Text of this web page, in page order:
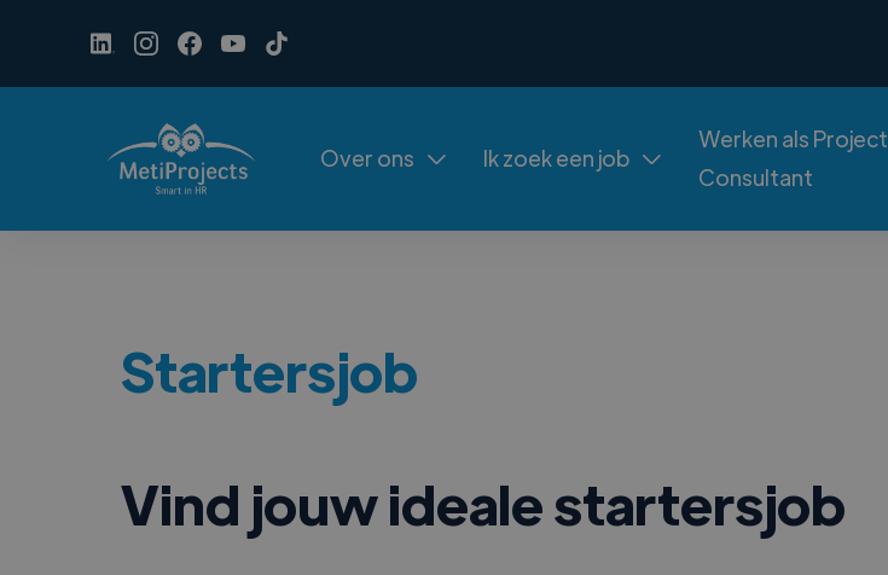
Over ons  Ik zoek een job 
Werken als Project
Consultant
Startersjob
Vind jouw ideale startersjob